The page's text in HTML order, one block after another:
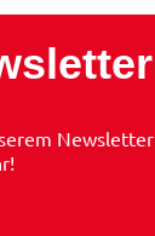
Newsletter